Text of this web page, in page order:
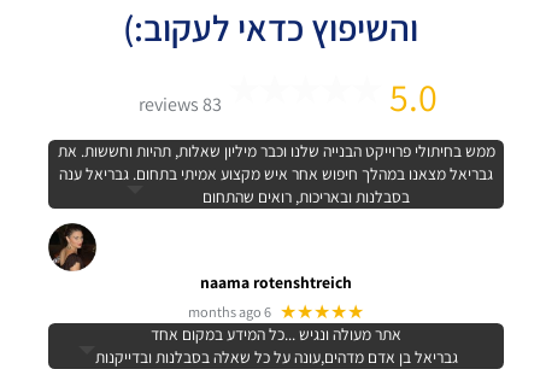
והשיפוץ כדאי לעקוב:)
5.0
83 reviews
ממש בחיתולי פרוייקט הבנייה שלנו וכבר מיליון שאלות, תהיות וחששות. את
גבריאל מצאנו במהלך חיפוש אחר איש מקצוע אמיתי בתחום. גבריאל ענה
בסבלנות ובאריכות, רואים שהתחום
naama rotenshtreich
★★★★★
6 months ago
אתר מעולה ונגיש ...כל המידע במקום אחד
גבריאל בן אדם מדהים,עונה על כל שאלה בסבלנות ובדייקנות